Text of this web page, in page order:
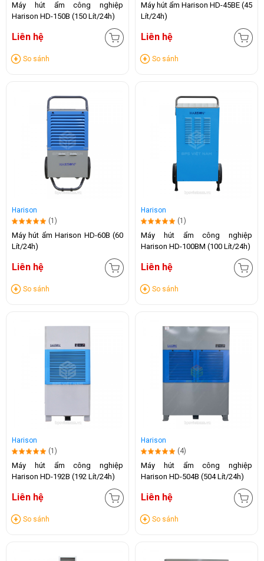
Máy hút ẩm công nghiệp
Harison HD-150B (150 Lít/24h)
Liên hệ
So sánh
Máy hút ẩm Harison HD-45BE (45
Lít/24h)
Liên hệ
So sánh
Harison
(1)
Máy hút ẩm Harison HD-60B (60
Lít/24h)
Liên hệ
So sánh
Harison
(1)
Máy hút ẩm công nghiệp
Harison HD-100BM (100 Lít/24h)
Liên hệ
So sánh
Harison
(1)
Máy hút ẩm công nghiệp
Harison HD-192B (192 Lít/24h)
Liên hệ
So sánh
Harison
(4)
Máy hút ẩm công nghiệp
Harison HD-504B (504 Lít/24h)
Liên hệ
So sánh